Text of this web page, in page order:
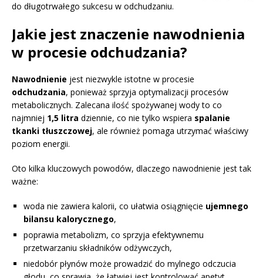
do długotrwałego sukcesu w odchudzaniu.
Jakie jest znaczenie nawodnienia
w procesie odchudzania?
Nawodnienie jest niezwykle istotne w procesie
odchudzania, ponieważ sprzyja optymalizacji procesów
metabolicznych. Zalecana ilość spożywanej wody to co
najmniej 1,5 litra dziennie, co nie tylko wspiera spalanie
tkanki tłuszczowej, ale również pomaga utrzymać właściwy
poziom energii.
Oto kilka kluczowych powodów, dlaczego nawodnienie jest tak
ważne:
woda nie zawiera kalorii, co ułatwia osiągnięcie ujemnego
bilansu kalorycznego,
poprawia metabolizm, co sprzyja efektywnemu
przetwarzaniu składników odżywczych,
niedobór płynów może prowadzić do mylnego odczucia